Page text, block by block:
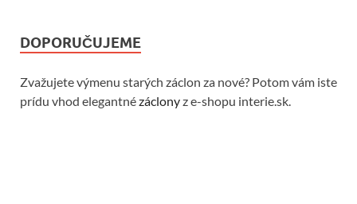
DOPORUČUJEME
Zvažujete výmenu starých záclon za nové? Potom vám iste
prídu vhod elegantnézáclonyz e-shopu interie.sk.